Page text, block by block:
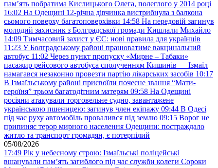
пам’ять побратима Кислицького Олега, полеглого у 2014 році
16:02 На Одещині 12-річна дівчинка вистрибнула з балкона
сьомого поверху багатоповерхівки 14:58 На передовій загинув
молодий захисник з Болградської громади Кишлали Михайло
14:09 Тимчасовий захист у ЄС: нові правила для українців
11:23 У Болградському районі працюватиме вакцинальний
автобус 11:02 Через пункт пропуску «Мирне – Табаки»
пасажир рейсового автобуса сполученням Кишинів — Ізмаїл
намагався незаконно провезти партію лікарських засобів 10:17
В Ізмаїльському районі присвоїли почесне звання “Мати-
героїня” трьом багатодітним матерям 09:58 На Одещині
росіяни атакували торговельне судно, завантажене
українською пшеницею: загинув член екіпажу 09:44 В Одесі
під час руху автомобіль провалився під землю 09:15 Ворог не
припиняє терор мирного населення Одещини: постраждало
житло та транспорт громадян, є потерпілий
05/08/2026
17:49 Рік у небесному строю: Ізмаїльські поліцейські
вшанували пам’ять загиблого під час служби колеги Сороки